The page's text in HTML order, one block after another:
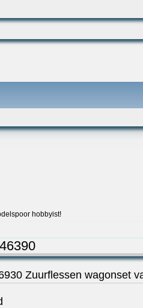
hobbyist!
Zuurflessen wagonset